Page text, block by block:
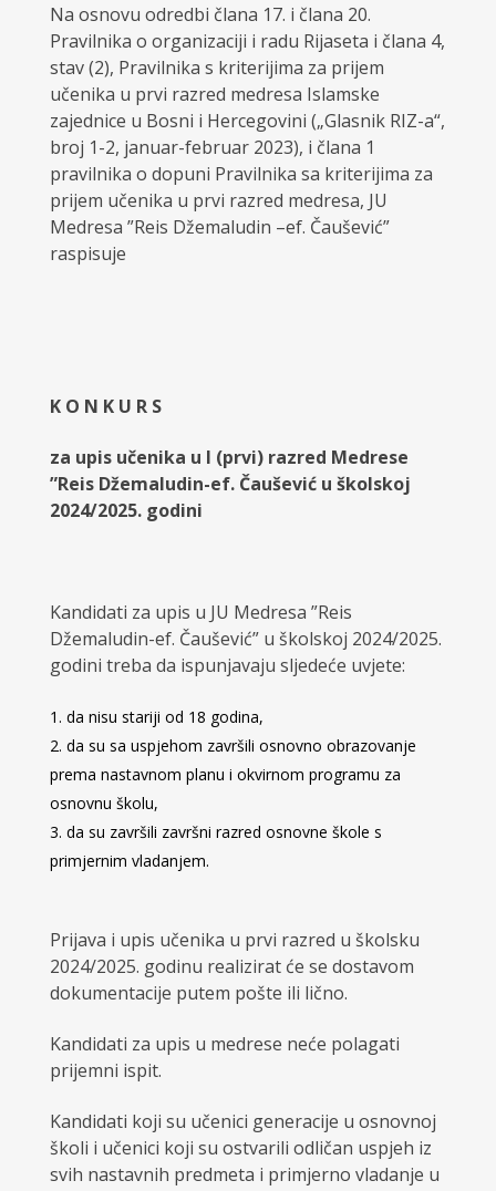
Na osnovu odredbi člana 17. i člana 20.
Pravilnika o organizaciji i radu Rijaseta i člana 4,
stav (2), Pravilnika s kriterijima za prijem
učenika u prvi razred medresa Islamske
zajednice u Bosni i Hercegovini („Glasnik RIZ-a“,
broj 1-2, januar-februar 2023), i člana 1
pravilnika o dopuni Pravilnika sa kriterijima za
prijem učenika u prvi razred medresa, JU
Medresa ”Reis Džemaludin –ef. Čaušević”
raspisuje
K O N K U R S
za upis učenika u I (prvi) razred Medrese
”Reis Džemaludin-ef. Čaušević u školskoj
2024/2025. godini
Kandidati za upis u JU Medresa ”Reis
Džemaludin-ef. Čaušević” u školskoj 2024/2025.
godini treba da ispunjavaju sljedeće uvjete:
da nisu stariji od 18 godina,
da su sa uspjehom završili osnovno obrazovanje
prema nastavnom planu i okvirnom programu za
osnovnu školu,
da su završili završni razred osnovne škole s
primjernim vladanjem.
Prijava i upis učenika u prvi razred u školsku
2024/2025. godinu realizirat će se dostavom
dokumentacije putem pošte ili lično.
Kandidati za upis u medrese neće polagati
prijemni ispit.
Kandidati koji su učenici generacije u osnovnoj
školi i učenici koji su ostvarili odličan uspjeh iz
svih nastavnih predmeta i primjerno vladanje u